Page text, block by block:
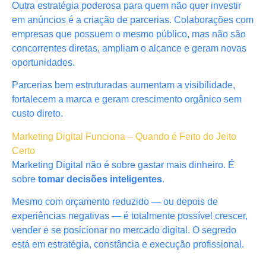
Outra estratégia poderosa para quem não quer investir
em anúncios é a criação de parcerias. Colaborações com
empresas que possuem o mesmo público, mas não são
concorrentes diretas, ampliam o alcance e geram novas
oportunidades.
Parcerias bem estruturadas aumentam a visibilidade,
fortalecem a marca e geram crescimento orgânico sem
custo direto.
Marketing Digital Funciona – Quando é Feito do Jeito
Certo
Marketing Digital não é sobre gastar mais dinheiro. É
sobre tomar decisões inteligentes.
Mesmo com orçamento reduzido — ou depois de
experiências negativas — é totalmente possível crescer,
vender e se posicionar no mercado digital. O segredo
está em estratégia, constância e execução profissional.